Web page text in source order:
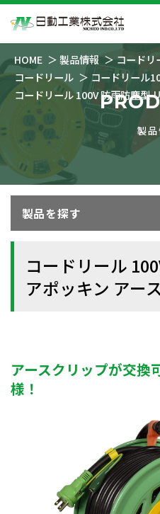
HOME 製品情報
コードリ
コードリール
コードリール
コードリール 100V 防雨防塵型
製
製品を探す
コードリール
アポッキン アー
アースクリップが交換
様！